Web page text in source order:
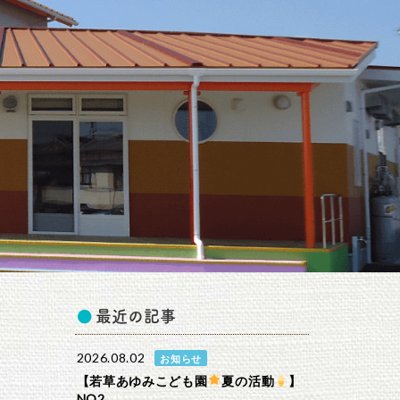
最近の記事
2026.08.02 お知らせ
【若草あゆみこども園 夏の活動
】